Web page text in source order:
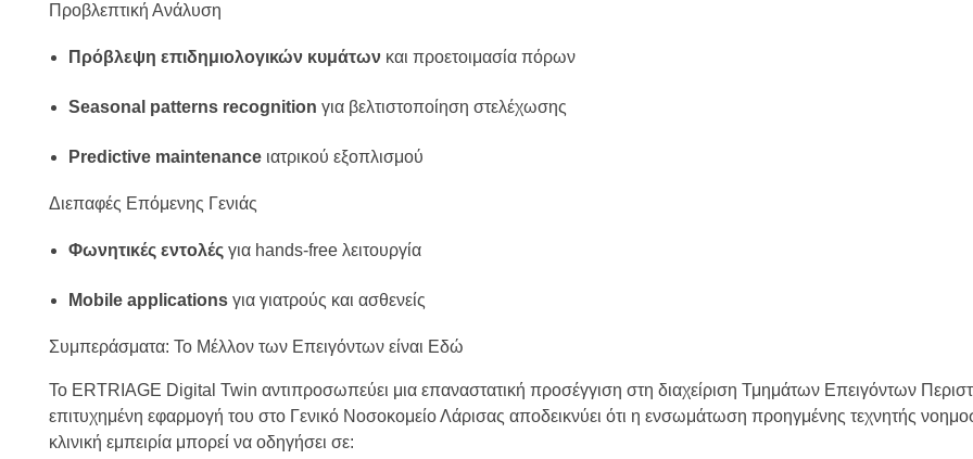
Προβλεπτική Ανάλυση
Πρόβλεψη επιδημιολογικών κυμάτωνκαι προετοιμασία πόρων
Seasonal patterns recognition για βελτιστοποίηση στελέχωσης
Predictive maintenanceιατρικού εξοπλισμού
Διεπαφές Επόμενης Γενιάς
Φωνητικές εντολέςγια hands-free λειτουργία
Mobile applicationsγια γιατρούς και ασθενείς
Συμπεράσματα: Το Μέλλον των Επειγόντων είναι Εδώ
Το ERTRIAGE Digital Twin αντιπροσωπεύει μια επαναστατική προσέγγιση στη διαχείριση Τμημάτων Επειγόντων
επιτυχημένη εφαρμογή του στο Γενικό Νοσοκομείο Λάρισας αποδεικνύει ότι η ενσωμάτωση προηγμένης τεχνητής
κλινική εμπειρία μπορεί να οδηγήσει σε: